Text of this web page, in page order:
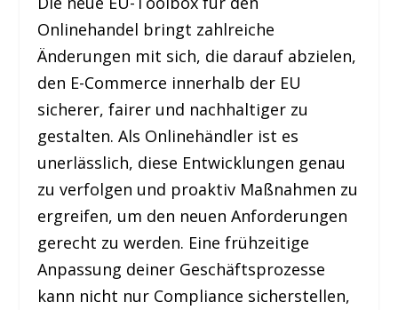
Onlinehandel bringt zahlreiche
Änderungen mit sich, die darauf abzielen,
den E-Commerce innerhalb der EU
sicherer, fairer und nachhaltiger zu
gestalten. Als Onlinehändler ist es
unerlässlich, diese Entwicklungen genau
zu verfolgen und proaktiv Maßnahmen zu
ergreifen, um den neuen Anforderungen
gerecht zu werden. Eine frühzeitige
Anpassung deiner Geschäftsprozesse
kann nicht nur Compliance sicherstellen,